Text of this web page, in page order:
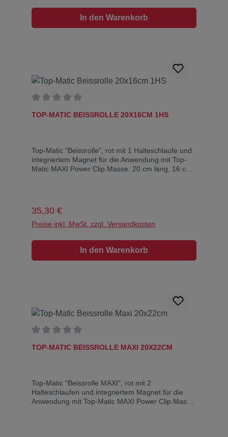
In den Warenkorb
TOP-MATIC BEISSROLLE 20X16CM 1HS
Top-Matic "Beissrolle", rot mit 1 Halteschlaufe und
integriertem Magnet für die Anwendung mit Top-
Matic MAXI Power Clip.Masse: 20 cm lang, 16 cm
"baumeln" der Beissrolle speziell im Laufschritt!
Regulärer Preis:
35,30 €
Preise inkl. MwSt. zzgl. Versandkosten
In den Warenkorb
TOP-MATIC BEISSROLLE MAXI 20X22CM
Top-Matic "Beissrolle MAXI", rot mit 2
Halteschlaufen und integriertem Magnet für die
Anwendung mit Top-Matic MAXI Power Clip.Masse: